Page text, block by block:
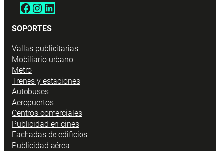
Facebook Instagram LinkedIn
SOPORTES
Vallas publicitarias
Mobiliario urbano
Metro
Trenes y estaciones
Autobuses
Aeropuertos
Centros comerciales
Publicidad en cines
Fachadas de edificios
Publicidad aérea